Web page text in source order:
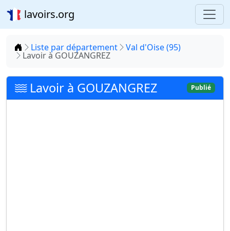
lavoirs.org
Accueil
Liste par département Val d'Oise (95)
Lavoir à GOUZANGREZ
Lavoir à GOUZANGREZ Publié